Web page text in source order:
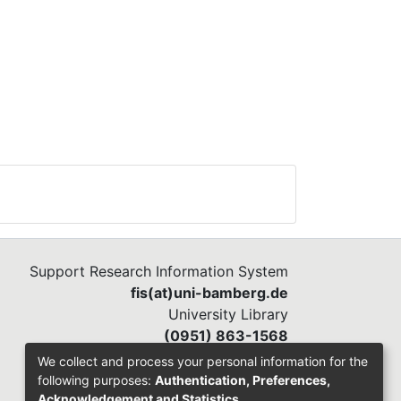
Support Research Information System
fis(at)uni-bamberg.de
University Library
(0951) 863-1568
We collect and process your personal information for the
following purposes: Authentication, Preferences,